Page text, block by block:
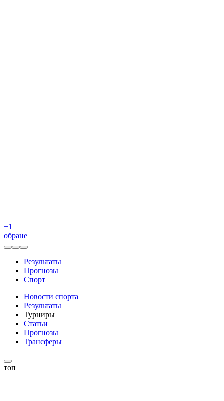
+1
обране
Результаты
Прогнозы
Спорт
Новости спорта
Результаты
Турниры
Статьи
Прогнозы
Трансферы
топ